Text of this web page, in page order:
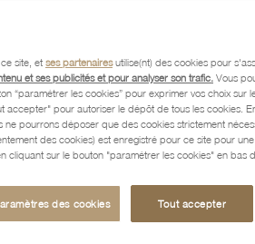
Description
Caractéristiques
site, et ses partenairesutilise(nt) des cookies pour
et ses publicités et pour analyser son trafic. Vous
“paramétrer les cookies” pour exprimer vos choix sur
accepter" pour autoriser le dépôt de tous les cookies.
ne pourrons déposer que des cookies strictement
des cookies) est enregistré pour ce site pour
cliquant sur le bouton "paramétrer les cookies" en bas
des cookies Tout accepter